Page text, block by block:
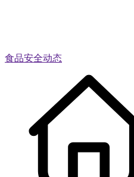
食品安全动态